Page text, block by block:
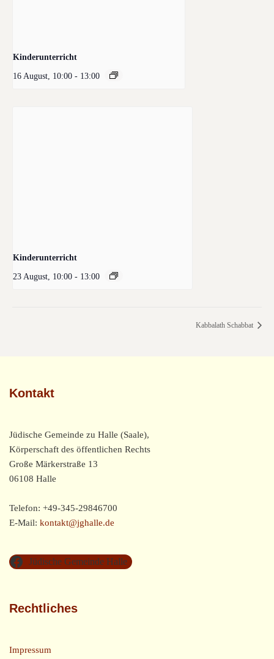
Kinderunterricht
16 August, 10:00 - 13:00
Kinderunterricht
23 August, 10:00 - 13:00
Kabbalath Schabbat
Kontakt
Jüdische Gemeinde zu Halle (Saale),
Körperschaft des öffentlichen Rechts
Große Märkerstraße 13
06108 Halle
Telefon: +49-345-29846700
E-Mail: kontakt@jghalle.de
Jüdische Gemeinde Halle
Rechtliches
Impressum